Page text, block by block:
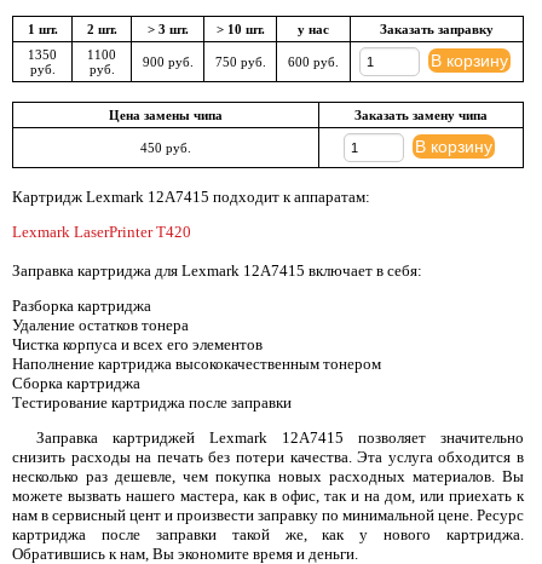
1 шт. 2 шт. > 3 шт. > 10 шт. у нас
Заказать заправку
1350
руб.
1100
руб.
900 руб. 750 руб. 600 руб. В корзину
Цена замены чипа Заказать замену чипа
450 руб. В корзину
Картридж Lexmark 12A7415 подходит к аппаратам:
Lexmark LaserPrinter T420
Заправка картриджа для Lexmark 12A7415 включает в себя:
Разборка картриджа
Удаление остатков тонера
Чистка корпуса и всех его элементов
Наполнение картриджа высококачественным тонером
Сборка картриджа
Тестирование картриджа после заправки
Заправка картриджей Lexmark 12A7415 позволяет значительно
снизить расходы на печать без потери качества. Эта услуга обходится в
несколько раз дешевле, чем покупка новых расходных материалов. Вы
можете вызвать нашего мастера, как в офис, так и на дом, или приехать к
нам в сервисный цент и произвести заправку по минимальной цене. Ресурс
картриджа после заправки такой же, как у нового картриджа.
Обратившись к нам, Вы экономите время и деньги.